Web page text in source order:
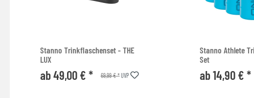
Stanno Trinkflaschenset - THE
LUX
ab 49,00 € * 69,99 € *UVP
Stanno Athlete
Set
ab 14,90 € *